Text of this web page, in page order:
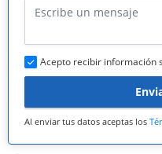
Acepto recibir información
Al enviar tus datos aceptas los